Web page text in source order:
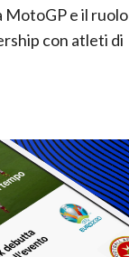
MotoGP e il ruolo
con atleti di